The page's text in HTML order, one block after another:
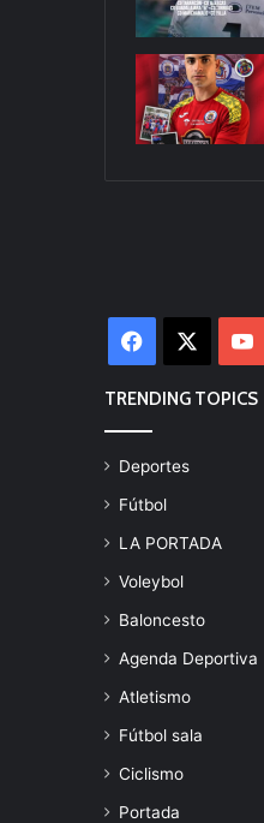
Facebook
TRENDING TOPICS
Deportes
Fútbol
LA PORTADA
Voleybol
Baloncesto
Agenda Deportiva
Atletismo
Fútbol sala
Ciclismo
Portada